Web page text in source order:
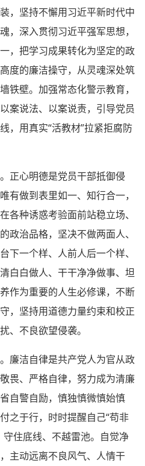
，坚持不懈用习近平新时代中
，深入贯彻习近平强军思想，
，把学习成果转化为坚定的政
度的廉洁操守，从灵魂深处筑
铁壁。加强常态化警示教育，
案说法、以案说责，引导党员
，用真实“活教材”拉紧拒腐防
正心明德是党员干部抵御侵
有做到表里如一、知行合一，
各种诱惑考验面前站稳立场、
政治品格，坚决不做两面人、
下一个样、人前人后一个样、
白白做人、干干净净做事、坦
作为重要的人生必修课，不断
，坚持用道德力量约束和校正
、不良欲望侵袭。
廉洁自律是共产党人为官从政
畏、严格自律，努力成为清廉
自警自励，慎独慎微慎始慎
之于行，时时提醒自己“苟非
住底线、不越雷池。自觉净
主动远离不良风气、人情干